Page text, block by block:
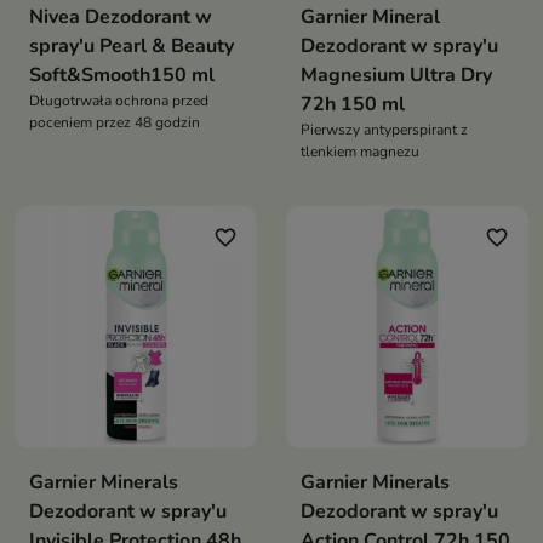
Nivea Dezodorant w
spray'u Pearl & Beauty
Soft&Smooth150 ml
Długotrwała ochrona przed
poceniem przez 48 godzin
Garnier Mineral
Dezodorant w spray'u
Magnesium Ultra Dry
72h 150 ml
Pierwszy antyperspirant z
tlenkiem magnezu
favorite_border
Garnier Minerals
Dezodorant w spray'u
favorite_border
Garnier Minerals
Dezodorant w spray'u